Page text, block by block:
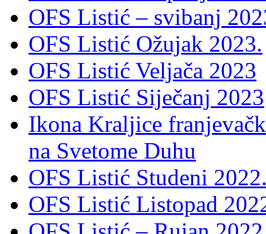
OFS Listić – svibanj
OFS Listić Ožujak 2023.
OFS Listić Veljača 2023
OFS Listić Siječanj 2023
Ikona Kraljice
na Svetome Duhu
OFS Listić Studeni
OFS Listić Listopad